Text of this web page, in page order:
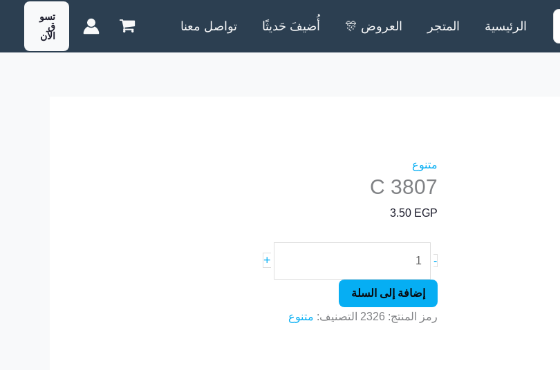
الرئيسية المتجر العروض 🎊 أُضيفَ حَديثًا تواصل معنا
تسو
ق
الآن
متنوع
C 3807
3.50 EGP
-
+
إضافة إلى السلة
رمز المنتج: 2326 التصنيف: متنوع